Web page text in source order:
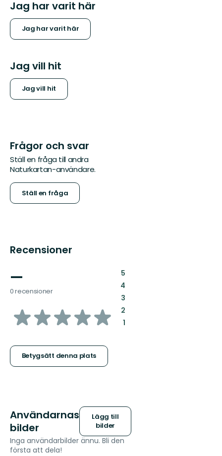
Jag har varit här
Jag har varit här
Jag vill hit
Jag vill hit
Frågor och svar
Ställ en fråga till andra
Naturkartan-användare.
Ställ en fråga
Recensioner
—
0 recensioner
av
stjärnor
Betygsätt denna plats
5:
4:
3:
2:
1:
Användarnas
bilder
Lägg till
bilder
Inga användarbilder ännu. Bli den
första att dela!